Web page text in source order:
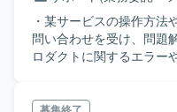
・某サービスの操作方法
問い合わせを受け、問題
ロダクトに関するエラー
た上で顧客への回答や解